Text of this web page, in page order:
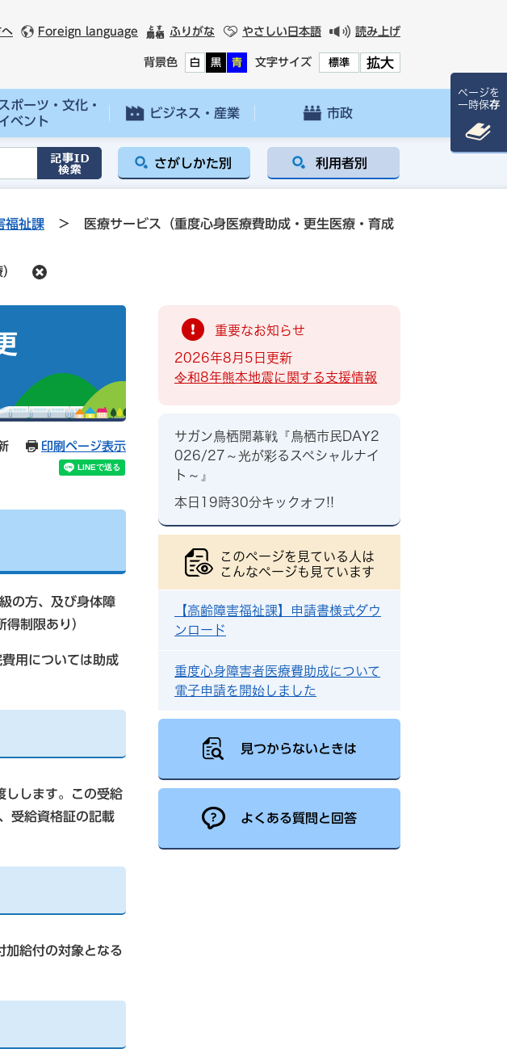
Foreign language ふりがな やさしい日本語 読み上げ
背景色 白 黒 青 文字サイズ 標準 拡大
スポーツ・文化・
ベント
ビジネス・産業 市政
さがしかた別 利用者別
福祉課 >
医療サービス（重度心身医療費助成・更生医療・育成
印刷ページ表示
の方、及び身体障
制限あり）
用については助成
しします。この受給
受給資格証の記載
加給付の対象となる
重要なお知らせ
2026年8月5日更新
令和8年熊本地震に関する支援情報
サガン鳥栖開幕戦『鳥栖市民DAY2
026/27～光が彩るスペシャルナイ
ト～』
本日19時30分キックオフ!!
このページを見ている人は
こんなページも見ています
【高齢障害福祉課】申請書様式ダウ
ンロード
重度心身障害者医療費助成について
電子申請を開始しました
見つからないときは
よくある質問と回答
ページを
一時保存